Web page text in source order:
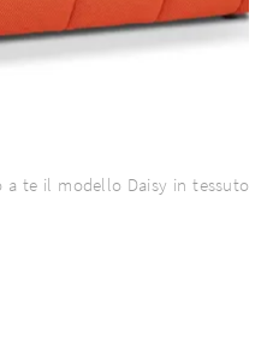
a te il modello Daisy in tessuto